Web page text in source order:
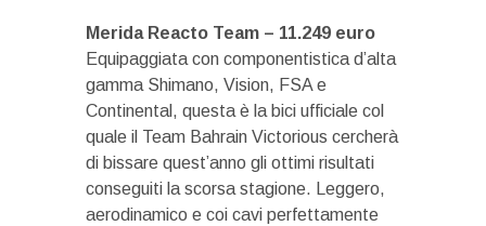
Merida Reacto Team – 11.249 euro
Equipaggiata con componentistica d’alta
gamma Shimano, Vision, FSA e
Continental, questa è la bici ufficiale col
quale il Team Bahrain Victorious cercherà
di bissare quest’anno gli ottimi risultati
conseguiti la scorsa stagione. Leggero,
aerodinamico e coi cavi perfettamente